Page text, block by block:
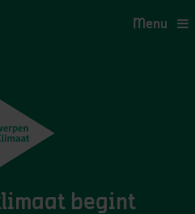
Menu
begint